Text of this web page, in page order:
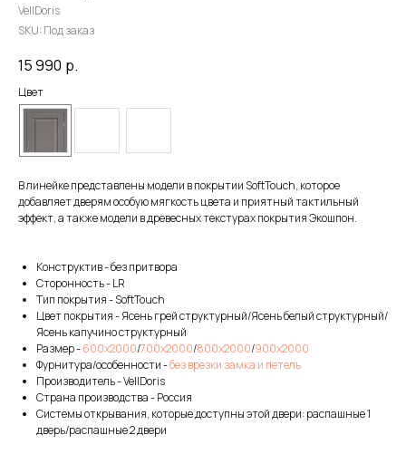
VellDoris
SKU: Под заказ
15 990 р.
Цвет
В линейке представлены модели в покрытии SoftTouch, которое
добавляет дверям особую мягкость цвета и приятный тактильный
эффект, а также модели в древесных текстурах покрытия Экошпон.
Конструктив - без притвора
Сторонность - LR
Тип покрытия - SoftTouch
Цвет покрытия - Ясень грей структурный/Ясень белый структурный/
Ясень капучино структурный
Размер -600х2000/700х2000/800х2000/900х2000
Фурнитура/особенности -без врезки замка и петель
Производитель - VellDoris
Страна производства - Россия
Системы открывания, которые доступны этой двери: распашные 1
дверь/распашные 2 двери